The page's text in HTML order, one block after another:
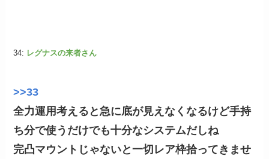
34: レグナスの来者さん
>>33
全力運用考えると急に底が見えなくなるけど手持
ち分で使うだけでも十分なシステムだしね
完凸マウントじゃないと一切レア枠拾ってきませ